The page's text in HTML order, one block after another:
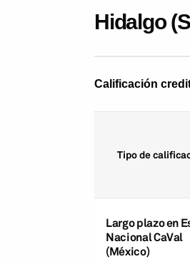
Hidalgo
Calificación
Tipo de
Largo plazo en
Nacional CaVal
(México)